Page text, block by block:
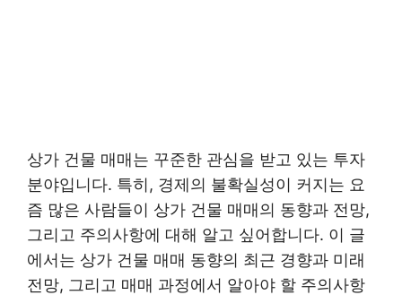
상가 건물 매매는 꾸준한 관심을 받고 있는 투자
분야입니다. 특히, 경제의 불확실성이 커지는 요
즘 많은 사람들이 상가 건물 매매의 동향과 전망,
그리고 주의사항에 대해 알고 싶어합니다. 이 글
에서는 상가 건물 매매 동향의 최근 경향과 미래
전망, 그리고 매매 과정에서 알아야 할 주의사항